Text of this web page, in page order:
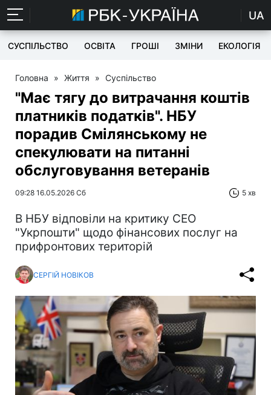
UA
СУСПІЛЬСТВО ОСВІТА ГРОШІ ЗМІНИ ЕКОЛОГІЯ
Головна » Життя » Суспільство
"Має тягу до витрачання коштів
платників податків". НБУ
порадив Смілянському не
спекулювати на питанні
обслуговування ветеранів
09:28 16.05.2026 Сб 5 хв
В НБУ відповіли на критику СЕО
"Укрпошти" щодо фінансових послуг на
прифронтових територій
СЕРГІЙ НОВІКОВ